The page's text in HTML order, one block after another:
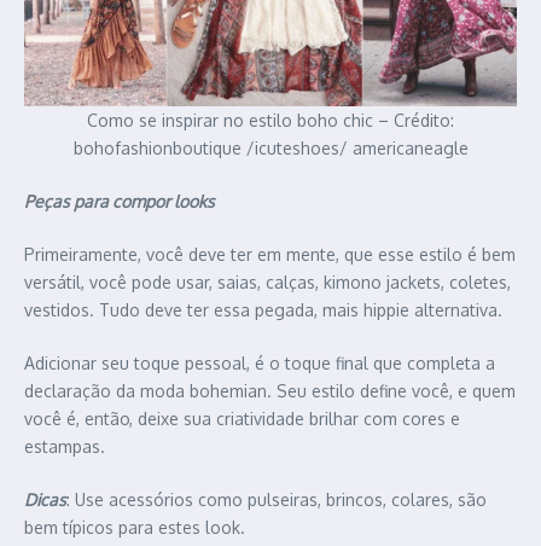
Como se inspirar no estilo boho chic – Crédito:
bohofashionboutique /icuteshoes/ americaneagle
Peças para compor looks
Primeiramente, você deve ter em mente, que esse estilo é bem
versátil, você pode usar, saias, calças, kimono jackets, coletes,
vestidos. Tudo deve ter essa pegada, mais hippie alternativa.
Adicionar seu toque pessoal, é o toque final que completa a
declaração da moda bohemian. Seu estilo define você, e quem
você é, então, deixe sua criatividade brilhar com cores e
estampas.
Dicas: Use acessórios como pulseiras, brincos, colares, são
bem típicos para estes look.